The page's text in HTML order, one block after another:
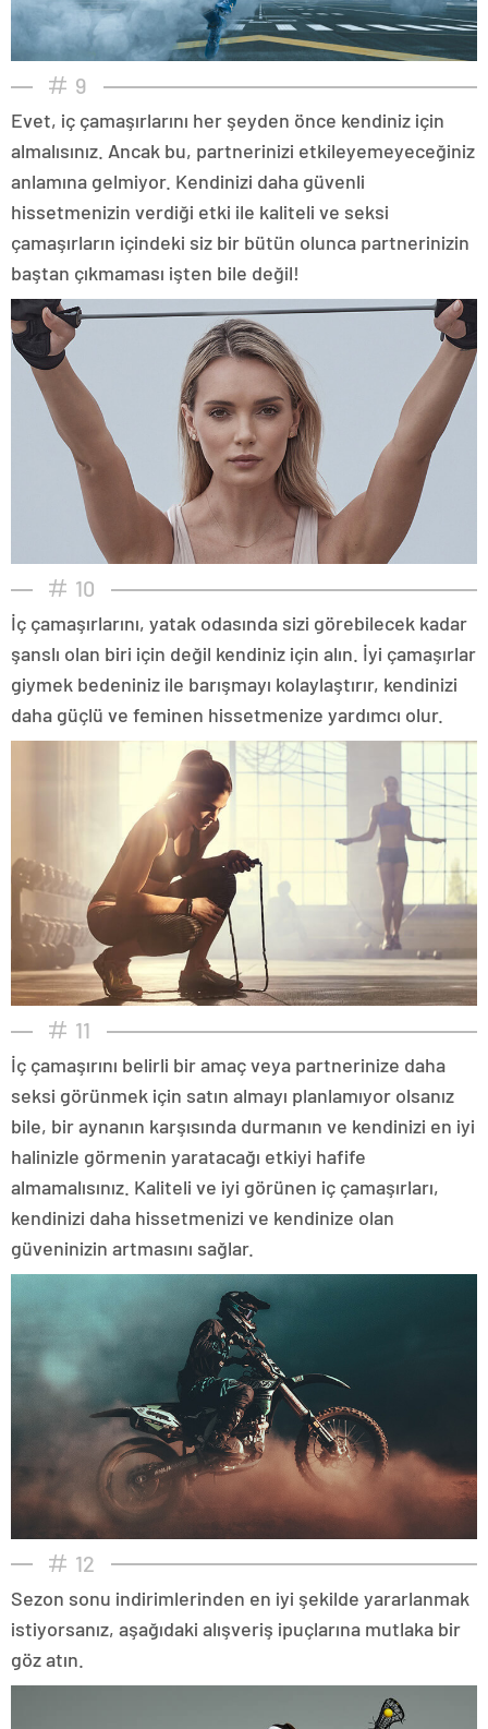
9
Evet, iç çamaşırlarını her şeyden önce kendiniz için
almalısınız. Ancak bu, partnerinizi etkileyemeyeceğiniz
anlamına gelmiyor. Kendinizi daha güvenli
hissetmenizin verdiği etki ile kaliteli ve seksi
çamaşırların içindeki siz bir bütün olunca partnerinizin
baştan çıkmaması işten bile değil!
10
İç çamaşırlarını, yatak odasında sizi görebilecek kadar
şanslı olan biri için değil kendiniz için alın. İyi çamaşırlar
giymek bedeniniz ile barışmayı kolaylaştırır, kendinizi
daha güçlü ve feminen hissetmenize yardımcı olur.
11
İç çamaşırını belirli bir amaç veya partnerinize daha
seksi görünmek için satın almayı planlamıyor olsanız
bile, bir aynanın karşısında durmanın ve kendinizi en iyi
halinizle görmenin yaratacağı etkiyi hafife
almamalısınız. Kaliteli ve iyi görünen iç çamaşırları,
kendinizi daha hissetmenizi ve kendinize olan
güveninizin artmasını sağlar.
12
Sezon sonu indirimlerinden en iyi şekilde yararlanmak
istiyorsanız, aşağıdaki alışveriş ipuçlarına mutlaka bir
göz atın.